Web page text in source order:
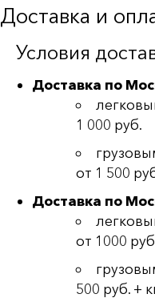
Доставка и
Условия
Доставка по
1 000 руб.
от 1 500
Доставка по
от 1000
500 руб. +